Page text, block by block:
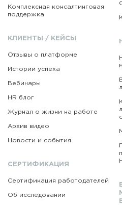
Комплексная консалтинговая
поддержка
КЛИЕНТЫ / КЕЙСЫ
Отзывы о платформе
Истории успеха
Вебинары
HR блог
Журнал о жизни на работе
Архив видео
Новости и события
СЕРТИФИКАЦИЯ
Сертификация работодателей
Об исследовании